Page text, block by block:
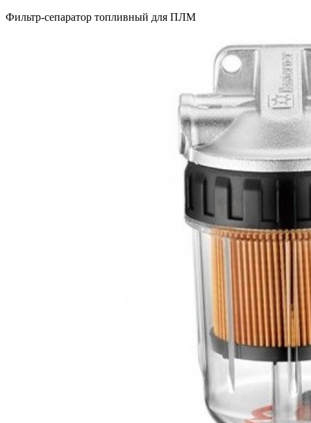
Фильтр-сепаратор топливный для ПЛМ